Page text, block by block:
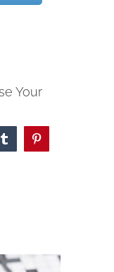
Your
TumblrPinterest